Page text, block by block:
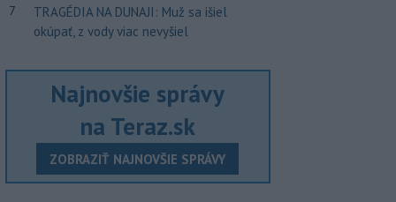
7
TRAGÉDIA NA DUNAJI: Muž sa išiel
okúpať, z vody viac nevyšiel
Najnovšie správy
na Teraz.sk
ZOBRAZIŤ NAJNOVŠIE SPRÁVY